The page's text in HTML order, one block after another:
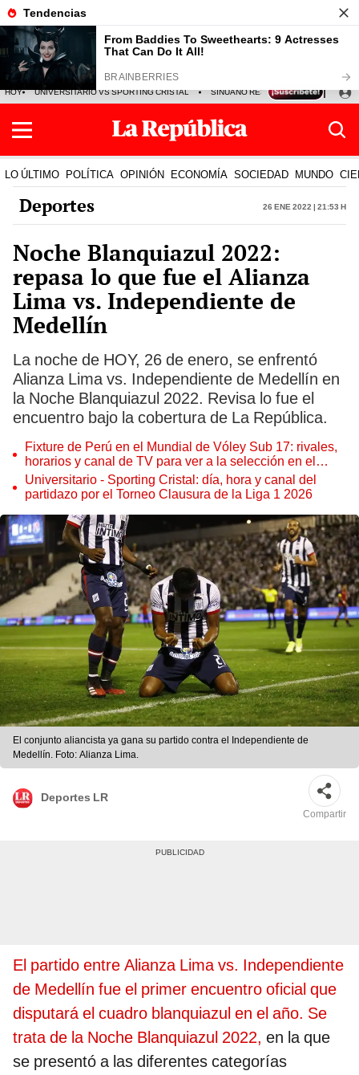
HOY UNIVERSITARIO VS SPORTING CRISTAL SINUANO RESULTADOS HOY
LO ÚLTIMO POLÍTICA OPINIÓN ECONOMÍA SOCIEDAD MUNDO
Deportes 26 Ene 2022 | 21:53 h
Noche Blanquiazul 2022:
repasa lo que fue el Alianza
Lima vs. Independiente de
Medellín
La noche de HOY, 26 de enero, se enfrentó
Alianza Lima vs. Independiente de Medellín en
la Noche Blanquiazul 2022. Revisa lo fue el
encuentro bajo la cobertura de La República.
Fixture de Perú en el Mundial de Vóley Sub 17: rivales,
horarios y canal de TV para ver a la selección en el
torneo
Universitario - Sporting Cristal: día, hora y canal del
partidazo por el Torneo Clausura de la Liga 1 2026
El conjunto aliancista ya gana su partido contra el Independiente de
Medellín. Foto: Alianza Lima.
Deportes LR
Compartir
El partido entre Alianza Lima vs. Independiente
de Medellín fue el primer encuentro oficial que
disputará el cuadro blanquiazul en el año. Se
trata de la Noche Blanquiazul 2022, en la que
se presentó a las diferentes categorías